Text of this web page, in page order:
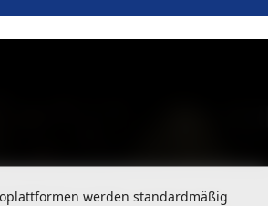
werden standardmäßig
werden standardmäßig